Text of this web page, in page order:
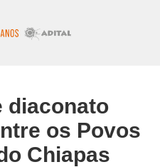
diaconato
os Povos
Chiapas